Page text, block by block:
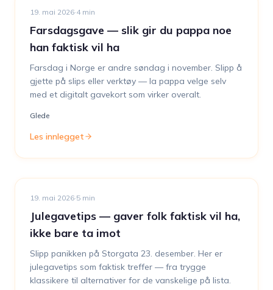
19. mai 2026·4min
Farsdagsgave — slik gir du pappa noe
han faktisk vil ha
Farsdag i Norge er andre søndag i november. Slipp å
gjette på slips eller verktøy — la pappa velge selv
med et digitalt gavekort som virker overalt.
Glede
Les innlegget
19. mai 2026·5 min
Julegavetips — gaver folk faktisk vil ha,
ikke bare ta imot
Slipp panikken på Storgata 23. desember. Her er
julegavetips som faktisk treffer — fra trygge
klassikere til alternativer for de vanskelige på lista.